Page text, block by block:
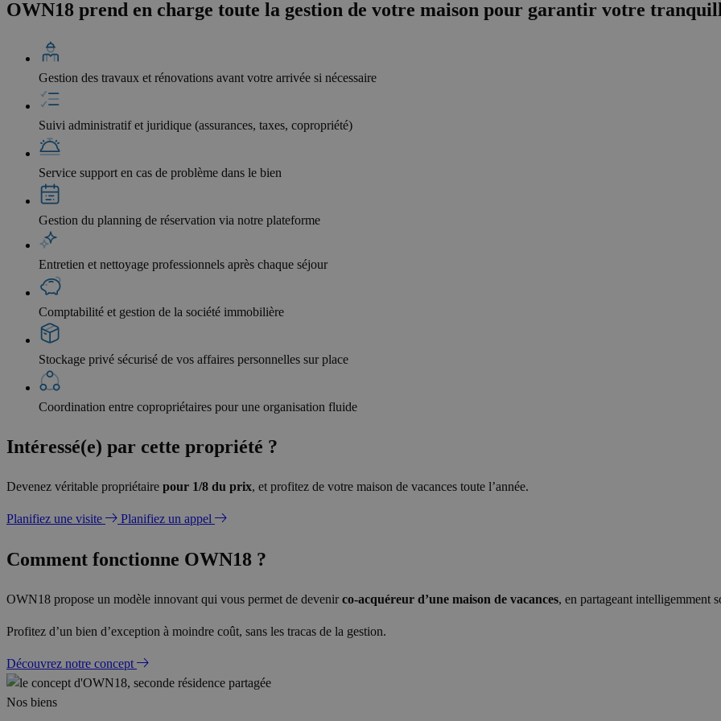
OWN18 prend en charge toute la gestion de votre maison pour garantir votre
Gestion des travaux et rénovations avant votre arrivée si nécessaire
Suivi administratif et juridique (assurances, taxes, copropriété)
Service support en cas de problème dans le bien
Gestion du planning de réservation via notre plateforme
Entretien et nettoyage professionnels après chaque séjour
Comptabilité et gestion de la société immobilière
Stockage privé sécurisé de vos affaires personnelles sur place
Coordination entre copropriétaires pour une organisation fluide
Intéressé(e) par cette propriété ?
Devenez véritable propriétaire pour 1/8 du prix, et profitez de votre maison de vacances toute l’année.
Planifiez une visite Planifiez un appel
Comment fonctionne OWN18 ?
OWN18 propose un modèle innovant qui vous permet de devenirco-acquéreur d’une maison de vacances, en partageant intelligemment
Profitez d’un bien d’exception à moindre coût, sans les tracas de la gestion.
Découvrez notre concept
Nos biens